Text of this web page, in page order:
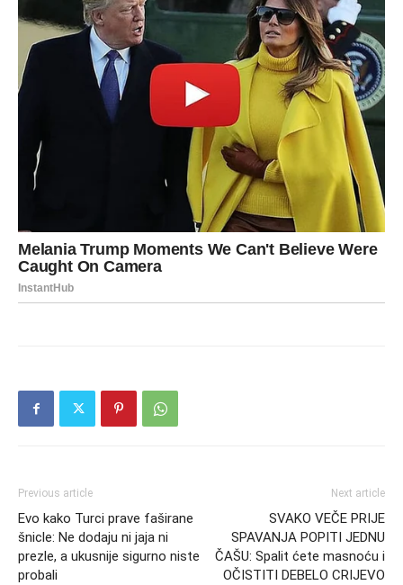
Previous article
Evo kako Turci prave faširane
šnicle: Ne dodaju ni jaja ni
prezle, a ukusnije sigurno niste
probali
Next article
SVAKO VEČE PRIJE
SPAVANJA POPITI JEDNU
ČAŠU: Spalit ćete masnoću i
OČISTITI DEBELO CRIJEVO